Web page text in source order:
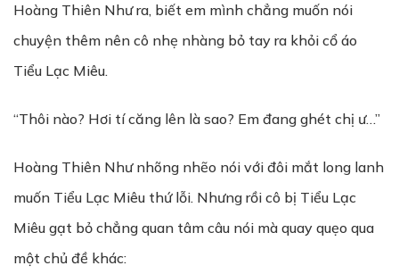
Hoàng Thiên Như ra, biết em mình chẳng muốn nói
chuyện thêm nên cô nhẹ nhàng bỏ tay ra khỏi cổ áo
Tiểu Lạc Miêu.
“Thôi nào? Hơi tí căng lên là sao? Em đang ghét chị ư…”
Hoàng Thiên Như nhõng nhẽo nói với đôi mắt long lanh
muốn Tiểu Lạc Miêu thứ lỗi. Nhưng rồi cô bị Tiểu Lạc
Miêu gạt bỏ chẳng quan tâm câu nói mà quay quẹo qua
một chủ đề khác: